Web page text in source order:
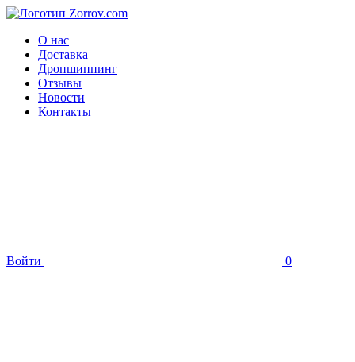
О нас
Доставка
Дропшиппинг
Отзывы
Новости
Контакты
Войти 0